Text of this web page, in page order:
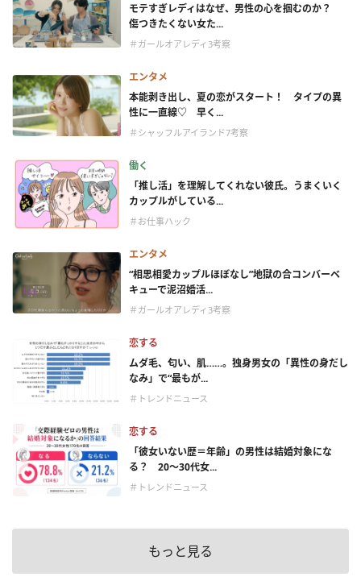
モテすぎレディはなぜ、男性の心を掴むのか？
傷つきたくない女た...
＃ガールオアレディ3考察
エンタメ
本能剥き出し、夏の恋がスタート！ タイプの異
性に一直線♡ 早く...
＃シャッフルアイランド7考察
働く
「推し活」を理解してくれない彼氏。うまくいく
カップルがしている...
＃お仕事ハック
エンタメ
“相思相愛カップルほぼなし”地獄の合コンバーベ
キューで泥沼婚活...
＃ガールオアレディ3考察
恋する
ムダ毛、匂い、肌……。独身男女の「異性の身だし
なみ」で“最もが...
＃トレンドニュース
恋する
「彼女いない歴＝年齢」の男性は結婚対象にな
る？ 20〜30代女...
＃トレンドニュース
もっと見る